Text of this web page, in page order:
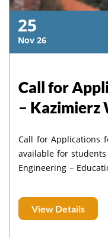
25
Nov 26
Call for
– Kazimierz
Call for Applications
available for students
Engineering – Education Deadline: November 21, 2025 Duration of Mobility: One semester Mobility Period:
View Details